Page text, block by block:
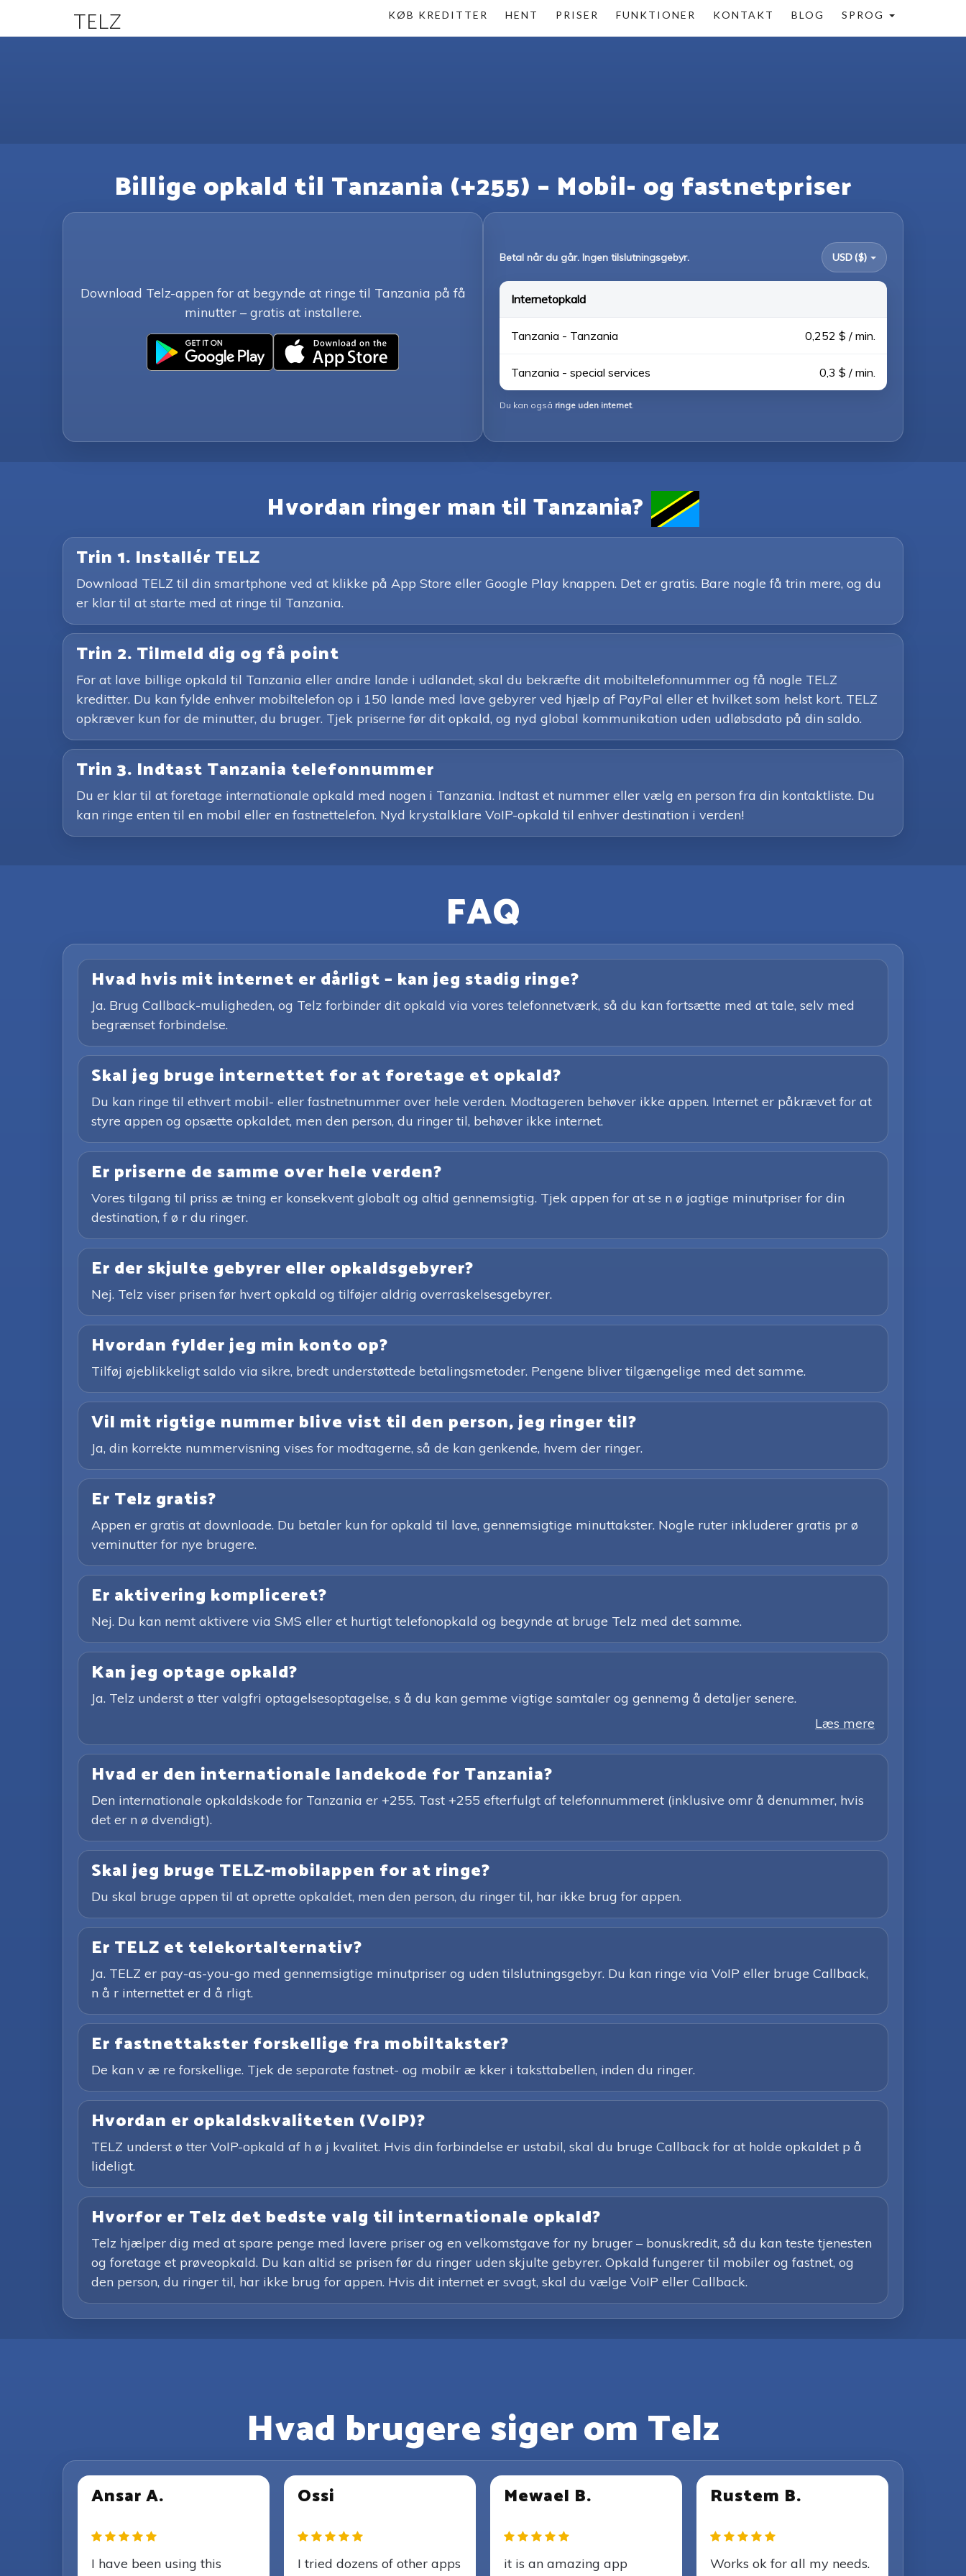
TELZ KØB KREDITTER HENT PRISER FUNKTIONER KONTAKT BLOG SPROG
Billige opkald til Tanzania (+255) – Mobil- og fastnetpriser
Download Telz-appen for at begynde at ringe til Tanzania på få
minutter – gratis at installere.
Betal når du går. Ingen tilslutningsgebyr. USD ($)
Internetopkald
Tanzania - Tanzania 0,252 $ / min.
Tanzania - special services 0,3 $ / min.
Du kan også ringe uden internet.
Hvordan ringer man til Tanzania?
Trin 1. Installér TELZ
Download TELZ til din smartphone ved at klikke på App Store eller Google Play knappen. Det er gratis. Bare nogle få trin mere, og du
er klar til at starte med at ringe til Tanzania.
Trin 2. Tilmeld dig og få point
For at lave billige opkald til Tanzania eller andre lande i udlandet, skal du bekræfte dit mobiltelefonnummer og få nogle TELZ
kreditter. Du kan fylde enhver mobiltelefon op i 150 lande med lave gebyrer ved hjælp af PayPal eller et hvilket som helst kort. TELZ
opkræver kun for de minutter, du bruger. Tjek priserne før dit opkald, og nyd global kommunikation uden udløbsdato på din saldo.
Trin 3. Indtast Tanzania telefonnummer
Du er klar til at foretage internationale opkald med nogen i Tanzania. Indtast et nummer eller vælg en person fra din kontaktliste. Du
kan ringe enten til en mobil eller en fastnettelefon. Nyd krystalklare VoIP-opkald til enhver destination i verden!
FAQ
Hvad hvis mit internet er dårligt – kan jeg stadig ringe?
Ja. Brug Callback-muligheden, og Telz forbinder dit opkald via vores telefonnetværk, så du kan fortsætte med at tale, selv med
begrænset forbindelse.
Skal jeg bruge internettet for at foretage et opkald?
Du kan ringe til ethvert mobil- eller fastnetnummer over hele verden. Modtageren behøver ikke appen. Internet er påkrævet for at
styre appen og opsætte opkaldet, men den person, du ringer til, behøver ikke internet.
Er priserne de samme over hele verden?
Vores tilgang til priss æ tning er konsekvent globalt og altid gennemsigtig. Tjek appen for at se n ø jagtige minutpriser for din
destination, f ø r du ringer.
Er der skjulte gebyrer eller opkaldsgebyrer?
Nej. Telz viser prisen før hvert opkald og tilføjer aldrig overraskelsesgebyrer.
Hvordan fylder jeg min konto op?
Tilføj øjeblikkeligt saldo via sikre, bredt understøttede betalingsmetoder. Pengene bliver tilgængelige med det samme.
Vil mit rigtige nummer blive vist til den person, jeg ringer til?
Ja, din korrekte nummervisning vises for modtagerne, så de kan genkende, hvem der ringer.
Er Telz gratis?
Appen er gratis at downloade. Du betaler kun for opkald til lave, gennemsigtige minuttakster. Nogle ruter inkluderer gratis pr ø
veminutter for nye brugere.
Er aktivering kompliceret?
Nej. Du kan nemt aktivere via SMS eller et hurtigt telefonopkald og begynde at bruge Telz med det samme.
Kan jeg optage opkald?
Ja. Telz underst ø tter valgfri optagelsesoptagelse, s å du kan gemme vigtige samtaler og gennemg å detaljer senere.
Læs mere
Hvad er den internationale landekode for Tanzania?
Den internationale opkaldskode for Tanzania er +255. Tast +255 efterfulgt af telefonnummeret (inklusive omr å denummer, hvis
det er n ø dvendigt).
Skal jeg bruge TELZ-mobilappen for at ringe?
Du skal bruge appen til at oprette opkaldet, men den person, du ringer til, har ikke brug for appen.
Er TELZ et telekortalternativ?
Ja. TELZ er pay-as-you-go med gennemsigtige minutpriser og uden tilslutningsgebyr. Du kan ringe via VoIP eller bruge Callback,
n å r internettet er d å rligt.
Er fastnettakster forskellige fra mobiltakster?
De kan v æ re forskellige. Tjek de separate fastnet- og mobilr æ kker i taksttabellen, inden du ringer.
Hvordan er opkaldskvaliteten (VoIP)?
TELZ underst ø tter VoIP-opkald af h ø j kvalitet. Hvis din forbindelse er ustabil, skal du bruge Callback for at holde opkaldet p å
lideligt.
Hvorfor er Telz det bedste valg til internationale opkald?
Telz hjælper dig med at spare penge med lavere priser og en velkomstgave for ny bruger – bonuskredit, så du kan teste tjenesten
og foretage et prøveopkald. Du kan altid se prisen før du ringer uden skjulte gebyrer. Opkald fungerer til mobiler og fastnet, og
den person, du ringer til, har ikke brug for appen. Hvis dit internet er svagt, skal du vælge VoIP eller Callback.
Hvad brugere siger om Telz
Ansar A.
I have been using this
Ossi
I tried dozens of other apps
Mewael B.
it is an amazing app
Rustem B.
Works ok for all my needs.